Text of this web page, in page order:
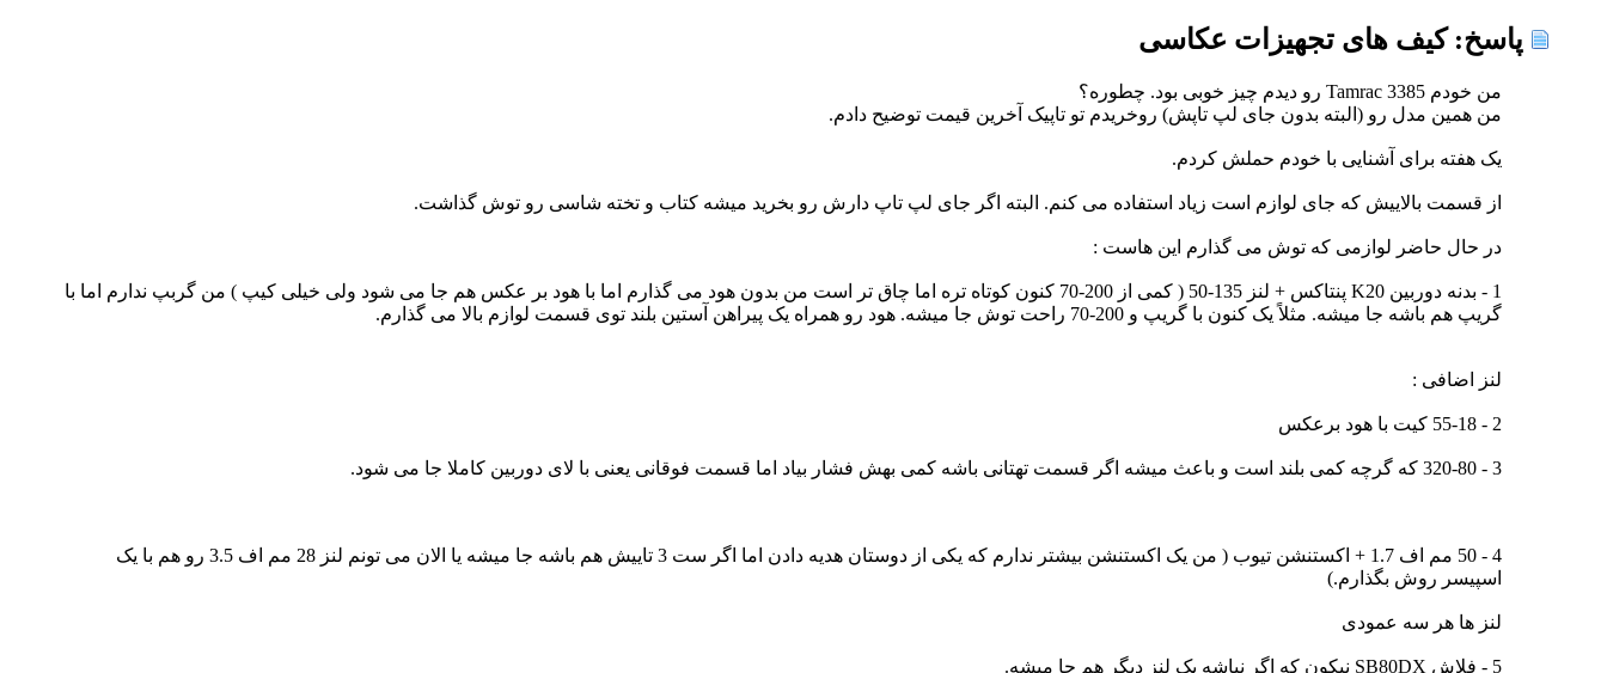
پاسخ: کیف های تجهیزات عکاسی
من خودم Tamrac 3385 رو دیدم چیز خوبی بود. چطوره؟
من همین مدل رو (البته بدون جای لپ تاپش) روخریدم تو تاپیک آخرین قیمت توضیح دادم.
یک هفته برای آشنایی با خودم حملش کردم.
از قسمت بالاییش که جای لوازم است زیاد استفاده می کنم. البته اگر جای لپ تاپ دارش رو بخرید میشه کتاب و تخته شاسی رو توش گذاشت.
در حال حاضر لوازمی که توش می گذارم این هاست :
1 - بدنه دوربین K20 پنتاکس + لنز 135-50 ( کمی از 200-70 کنون کوتاه تره اما چاق تر است من بدون هود می گذارم اما با هود بر عکس هم جا می شود ولی خیلی کیپ ) من گربپ ندارم اما با
گریپ هم باشه جا میشه. مثلاً یک کنون با گریپ و 200-70 راحت توش جا میشه. هود رو همراه یک پیراهن آستین بلند توی قسمت لوازم بالا می گذارم.
لنز اضافی :
2 - 55-18 کیت با هود برعکس
3 - 320-80 که گرچه کمی بلند است و باعث میشه اگر قسمت تهتانی باشه کمی بهش فشار بیاد اما قسمت فوقانی یعنی با لای دوربین کاملا جا می شود.
4 - 50 مم اف 1.7 + اکستنشن تیوب ( من یک اکستنشن بیشتر ندارم که یکی از دوستان هدیه دادن اما اگر ست 3 تاییش هم باشه جا میشه یا الان می تونم لنز 28 مم اف 3.5 رو هم با یک
اسپیسر روش بگذارم.)
لنز ها هر سه عمودی
5 - فلاش SB80DX نیکون که اگر نباشه یک لنز دیگر هم جا میشه.